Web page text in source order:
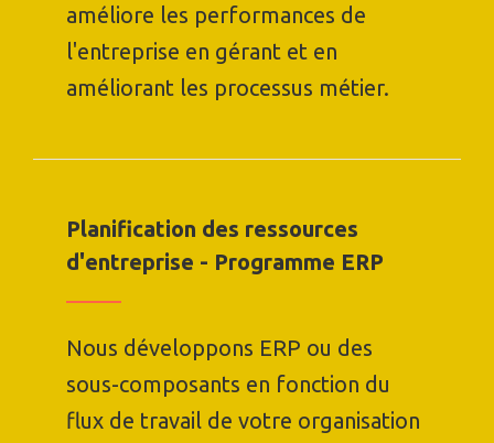
améliore les performances de
l'entreprise en gérant et en
améliorant les processus métier.
Planification des ressources
d'entreprise - Programme ERP
Nous développons ERP ou des
sous-composants en fonction du
flux de travail de votre organisation